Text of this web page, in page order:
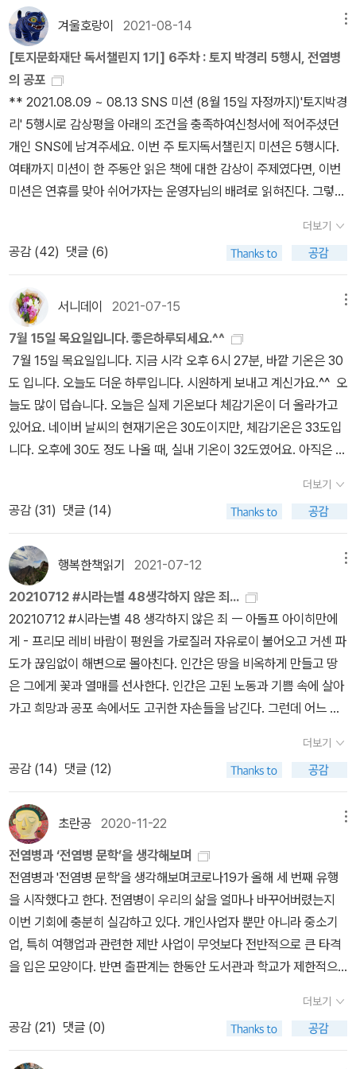
가 독자에게 직접 말을 거는 수법도 『신곡』 이래 이탈리아 문학에서
흔히 사용되어 온 것이다. 당시 유행하던 기사 문학의 흔적이나 단테
와 더불어 보카치오에게 큰 영향을 준 페트라르카의 표현과 청신체파
의 문체도 작품 곳곳에서 찾아볼 수 있다. 그러나 보카치오는 여기서
한 발 더 나아간다. 이탈리아 속어를 쓴 것은 단테의 영향이지만, 보카
치오는 운문이 아닌 산문으로 『데카메론』을 썼다. 라틴어로 된 운문
이 수준 높은 문학으로 인정받던 시기에 민중의 언어와 민중의 표현
방식으로 작품을 쓴 것이다. 멍청한 사람을 두고 ‘숫양’ 혹은 ‘거위’라
고 부르거나 말을 맺을 때 “이제 좀 아시겠어요?”라고 하거나 머리가
관용구를 적절하게 활용해 이야기의 생동감과 사실적인 재미, 읽는
맛을 풍부하게 하고, 성인이나 학자들의 이름을 비틀어 탐욕과 거짓,
성적인 함의를 담아내는 것도 보카치오의 장기다. 작품 속에서 작가
가 독자에게 직접적으로 말을 거는 경우에도 보통 작가의 존재는 숨
어 있게 마련이었는데, 보카치오는 작품 곳곳에 직접 등장하여 이야
기를 작가와 열 명의 화자, 그리고 그 각각의 에피소드 속에서 말을 하
는 인물들로 이루어진 중층적 대화 구조로 엮어 나간다. 이러한 독특
한 이야기 구조는 훗날 초서가 『캔터베리 이야기』를 창작하는 데 직
접적인 영향을 주었으며, 셰익스피어를 비롯한 후대의 많은 작가들에
게 많은 영감을 제공했다. 『데카메론』은 내용적으로도 유례없이 파격
적이고 대담하다. 중세 성직자들의 타락을 바라보는 관점에 있어서도
단테가 이들을 강도 높게 비판하고 경고를 보낸 데 반해, 보카치오는
놓아야 할 자리에 아무것도 아닌 숯 덩어리를 내놓게 된 위기 상황에
서도 그것이 성인의 시신이 타고 남은 재라고 하며 순진한 사람들을
속이는 수도사의 이야기를 들려주며, 그의 종교적 타락을 비난하는
대신 위기를 넘기는 순간적인 기지를 칭찬하고 즐거운 이야깃거리로
만든다. 정부와 사랑을 나누다 남편에게 들킨 부인이 사형을 당할 위
기에 처하고도 오히려 판사 앞에서 법의 부당함과 남편의 무능함을
지적해 무사히 풀려날뿐더러 법까지 고치게 만드는 이야기도 있다.
앞서 말한 것처럼 중세적 가치가 무너지고 선악의 구분이 무의미해지
는 시대 현실을 정확히 간파하고 새로운 시대에 맞게 인간의 자연스
탈리아 속어로 쓴 대담한 산문체, 작가와 열 명의 화자 그리고 각 이야
기 속 주인공으로 이루어진 중층적 대화 구조, 육체적 욕망과 생명력,
자유로운 개인의 재능에 대한 관심이 높아지고 여성의 목소리가 커지
는 시대 변화의 반영 등 당시로서는 파격적인 요소들로 인해 당대 문
인들에게는 외면당했지만, 오히려 민중들의 넘치는 사랑 속에 살아남
아 새 시대를 대변하는 선구적 작품이 되었다.
하는데 이 무렵 르네상스를 대표하는 인물로 여겨질 정도로 보카치오
의 위상이 대단했구나 하는 생각이 들었다. 사실 고등학교 때 이미 데
카메론을 읽은 적이 있다. 그때도 청소년 필독 도서가 이렇게나 선정
적일 수 있는지 깜짝 놀랐던 기억이 있었고, 비슷한 두께로 두 권의 책
으로 되어 있어서 당연히 민음사 판도 두 권일 줄 알았는데 한 권이 더
있다고 하니 고등학교 때 읽었던 다른 출판사의 데카메론에서 빠졌던
부분이 어떤 부분일까 하고 기억을 더듬어 찾아보는 재미가 있었다.
읽으면서 놀랐던 점은, 당연히 가공일 것이라고 생각했던 등장인물들
의 이름이 대부분 실제 보카치오가 살았던 시대에 있었던 인물이었다
라보았다. 어떤 우연한 일로 이러한 심상을 먼저 떠올리고, 그에 맞추
을 생각해 낸 것일까? 그런데 그림은 이제부터 시작이었다. 매번의
날의 시작마다 데 그레고리 출판사의 데카메론 삽화(1492) 가 나왔
고, 책 곳곳에 무려 컬러로(!) 데카메론과 관련이 있는 그림이 나왔다.
이 그림이 책의 내용을 이해하는데 도움이 많이 되었는데, 예를 들어
서 집과 집 사이에 널빤지를 걸쳐 놓은 변소에 대한 설명이 이해가 잘
되지 않았는데, 그림을 보니 단박에 이해가 되었다.첫 번째 날데카메
론의 첫 번째 날이 시작된다.먼저 작가가 나서서 뒤에 나오는 사람들
이 무슨 이유로 함께 모여 이야기를 나누게 되었는지 설명한 다음, 팜
피네아가 인도하는 대로 각자 원하는 이야기를 들려준다.첫 번째 날
에서 작가의 말이 길게 이어지는데, 당시 유행했던 페스트로 인해 도
1/3이 희생되었다는 것은, 예전에 세계사 시간에는 그렇구나 하고 넘
어갔는데, 지금 시점에서는 그게 어떤 의미인지 알고 나니 소름이 끼
친다. 아침에 같이 식사를 했던 내 가족과 동료와 친구가 이미 그날 저
녁에는 죽은 사람이 되어버리는 무서운 상황. 도덕도 윤리도 땅에 떨
어지고 하루하루를 마치 내일이 없는 것처럼 즐기는 사람이 넘쳐나는
무법천지의 상황. 자세히는 모르지만 제 1, 2차 세계 대전 후 유럽의
지성인들이 문명의 몰락을 보고 절망했다는 이야기를 들었는데 아마
이 때의 유럽 상황도 비슷하지 않았나 싶다. 첫 번째 날 첫 번째 이야
죽는다. 그는 살아서는 악질이었지만 죽어서는 성인으로 추앙되고 성
차펠레토라고 불린다.첫 번째 날 두 번째 이야기유대인 아브라함은
잔노토 디 치비니가 부추기는 바람에 로마 교황청에 간다. 거기서 성
직자들의 뷔페를 목격하고 파리로 돌아와 오히려 기독교인이 된다.첫
번째 날 세 번째 이야기유대인 멜키세덱은 세 개의 반지에 관한 이야
기로 살라디노가 꾸민 위험에서 빠져나온다.첫 번째 날 네 번째 이야
기어느 수도사가 죄를 지어 엄벌을 받을 상황에 놓였는데, 같은 죄를
저지른 수도원장을 교묘한 방법으로 궁지에 몰아넣어 처벌을 면한다.
첫 번째 날 다섯 번째 이야기몬페라토 후작 부인은 암탉 요리에 우아
한 격언을 곁들여 프랑스 왕의 부질없는 욕정을 따끔하게 꼬집는다.
첫 번째 날 여섯 번째 이야기어느 꾀 많은 사람이 교묘한 말로 성직자
들의 비뚤어진 위선을 폭로한다. 첫 번째 날 일곱 번째 이야기베르가
수도원장의 이야기에 비유해 나무란다.첫 번째 날 여덟 번째 이야기
굴리엘보 보르시에레는 탐욕스러운 에르미노 데 그리말디 씨를 재치
겨울호랑이 2021-08-14
[토지문화재단 독서챌린지 1기] 6주차 : 토지 박경리 5행시, 전염병
의 공포
** 2021.08.09 ~ 08.13 SNS 미션 (8월 15일 자정까지)'토지박경
리' 5행시로 감상평을 아래의 조건을 충족하여신청서에 적어주셨던
개인 SNS에 남겨주세요. 이번 주 토지독서챌린지 미션은 5행시다.
여태까지 미션이 한 주동안 읽은 책에 대한 감상이 주제였다면, 이번
미션은 연휴를 맞아 쉬어가자는 운영자님의 배려로 읽혀진다. 그렇지
없는 내게는 상당한 부담으로 다가온다.... ㅜㅜ 결국 어찌어찌 만들
었지만, 부족한 것은 어쩔 수 없어서 참 공개하기가 꺼려진다. 부족한
5행시는 페이퍼 끝에서 확인하는 것으로 하고, 한 주 독서를 페이퍼
로 간단하게 마무리 짓는다. 콜레라는 인간이 유일한 숙주이지만, 동
물 숙주 없이도 인간의 몸 밖에서 살아남을 수 있는 바실루스에 감염
될 때 발생한다. 오염된 식수를 통해 전염되며 내장 기관에 문제를 일
으키고 탈수 증세를 초래한다. 초기의 콜레라는 건강한 성인의 치사
율이 50퍼센트 정도였는데, 어린이와 노인은 더 높았다. 이 질병은
갠지스강의 하류 지역에 오래전부터 존재해 왔고, 19세기 초에 전 세
계로 퍼졌다. _ 클라이브 폰팅, <클라이브 폰팅의 녹색세계사> , p27
4/534 '그 뱅은 걸리기만 하믄 죽는다!' 빙 둘러싸고 있던 사람의 울
타리는 무너진다. 불거져 나온 두 눈, 관골과 코만 댕그랗게 솟아오른
해골, 김서방의 그런 모습은 순간 이들에게 다른 뜻으로 비쳤다. 암담
무너졌다. 마을의 일상은 무너졌다. 불안과 공포는 시시각각 검은 구
름같이 마을을, 최참판댁을 엄습해오고 있었다. _ 박경리, <토지 3>,
p260/518 <토지 3>에서 갑작스럽게 닥친 호열자(콜레라)는 평산
리를 덮치고 여러 사람이 죽어나가면서 사신(死神)의 불길한 기운이
온 마을에 퍼져 나갔다. 성별, 나이, 신분고하에 관계없이 모두가 평등
하게 호열자의 파도에 쓸려가면서 마을의 분위기는 바뀌게 된다. 파
국이 시작되었다. 병이 그런 방어를 겁낼 리는 없다. 보이지 않는 무서
운 형상으로 들리지 않는 함성을 지르면서 골목을 점령하고 마을을
상에는 신분의 높고 낮음이 없었다. 부자와 빈자의 구별이 없었다. 남
녀노소를 가리지도 않았다. 인심은 흉년의 유가 아니었다. 난리가 났
다면 피난이나 가지 하고 사람들은 절망했으며 희망을 미신에 걸어보
는 것밖에 도리가 없는 것이다. 참으로 도리가 없었던 것이다. _ 박경
리, <토지 3>, p296/518 질병으로 인해 생기는 절망, 그리고 절망
을 희망으로 바뀌려는 노력은 알베르 카뮈(Albert Camus, 1913 ~
1960)의 <페스트 La Peste>에도 잘 표현된다. 천형(天刑)과도 같
은 한 인간이 감당할 수 없는 시련에 좌절 후 희망을 품어보지만, 결국
이를 운명으로 받아들이는 모습. 마치 죽음을 선고받은 환자의 모습
처럼 페스트가 퍼져가는 오랑의 시민들은 변해간다. 그때에 그들의
용기와 의지, 그리고 인내의 붕괴는 너무도 갑작스러워서 그들 스스
미래를 바라보지도 않으며, 말하자면 늘 두 눈을 내리깔려고 무척 애
쓰고 있었다.(p134)... 이와 같이 그들은 아무 소용도 없는 기억을 간
더보기
공감 (42) 댓글 (6)
서니데이 2021-07-15
7월 15일 목요일입니다. 좋은하루되세요.^^
7월 15일 목요일입니다. 지금 시각 오후 6시 27분, 바깥 기온은 30
도 입니다. 오늘도 더운 하루입니다. 시원하게 보내고 계신가요.^^ 오
늘도 많이 덥습니다. 오늘은 실제 기온보다 체감기온이 더 올라가고
있어요. 네이버 날씨의 현재기온은 30도이지만, 체감기온은 33도입
니다. 오후에 30도 정도 나올 때, 실내 기온이 32도였어요. 아직은 그
나고 나면 그 때는 지금보다 더 폭염시기가 이어질 것 같다는 것이 걱
정입니다. 지금 일어나는 일들 보다도, 가끔은 아직 오지 않은 것들이
더 걱정될 때가 있어요. 이미 온 것들이란, 그 걱정을 시작으로 하나
둘 작은 블록이 올라가 있는 것 같은 기분이고요. 그러니까 실제 불안
과 걱정의 총량은 현재가 더 많겠지만, 그 현재의 에너지가 다시 다음
으로 이전되는 것과 비슷하다고 해도 될까요. 날은 덥고, 금방 설명은
되지 않고, 그렇습니다만, 요즘 그렇게 마음 편한 시기는 아니니까, 다
들 조심하고 잘 지나가는 것이 정말 중요해졌습니다. 오늘도 조금 전
에 긴급재난문자가 왔는데, 확진자가 다수 발생했다는 내용이었어요.
우리 구는 아니고 옆의 구에서 보낸 거예요. 그러니 구는 달라도 같은
생활권이 됩니다. 아, 그렇구나, 하고 대충 생각하기에는 매일 1천명
씩 확진자가 나오고 있어서, 금방 안심하기도 잘 되지 않고, 어쩐지 조
심스러워집니다만, 사회적거리두기 4단계 시행하고 오늘까지 벌서
은데, 어쩐지 이번주 들어서는 그것만 보고 사는 것 같다는 생각이 조
금씩 들 정도입니다. 잘 모르지만, 그런 것들이 있어요. 잘 모르지
만,... 하다가 어느 날에는 그게 어떤 것 같다고 생각이 들 때가 있어
요. 여름엔 아무도 모르는 사이에 볼록한 가려움을 남기고 가는 모기
같은 것도 있고, 가끔 잊어버리고 지나간 다음에 앗, 하고 기억하는 지
난 달의 적립금과 쿠폰 같은 것들도 있어요. 그러니까 좋은 것도 나쁜
것도 그리고 안 왔으면 하는 것과 안 잊어버리면 더 좋았을 것들도 있
습니다만, 어느 날에 좋았던 것을 떠올리고, 어느 날에는 안 좋은 것들
지, 하고 정하는 것도 아니고, 그냥 지나고 나서 알게 되는 것들 같아
요. 모기는 잡으면 되고, 쿠폰은 다시 받으면 됩니다. 하지만, 지나고
나서 생각하면 그보다 더 많은 것들이 생각나네요. 오늘도 확진자 숫
더보기
공감 (31) 댓글 (14)
행복한책읽기 2021-07-12
20210712 #시라는별 48생각하지 않은 죄...
20210712 #시라는별 48 생각하지 않은 죄 ㅡ 아돌프 아이히만에
게 - 프리모 레비 바람이 평원을 가로질러 자유로이 불어오고 거센 파
도가 끊임없이 해변으로 몰아친다. 인간은 땅을 비옥하게 만들고 땅
은 그에게 꽃과 열매를 선사한다. 인간은 고된 노동과 기쁨 속에 살아
가고 희망과 공포 속에서도 고귀한 자손들을 남긴다. 그런데 어느 날
슬에 묶여버렸다. 우리가 만난다면 그대는 과연 무슨 말을 할 수 있겠
는가? 여전히 신에게 하소연이라도 하겠는가? 그럼 어느 신에게 말
인가? 또 기꺼이 무덤에라도 뛰어들 것인가? 아니면 오히려 미완성
의 작품을 아쉬워하는 예술가들처럼 아직 살아있는 1300만의 생명
에 대해 통탄이라도 할 텐가? 오~ 죽음의 화신이여 우리는 그대에게
결코 한 순간의 죽음을 바라지 않으며그 어느 누구보다도 오랫동안
장수하기를 바란다. 단지 500만 년 동안만 불면으로 살아가기를 바
랄 뿐이다. 그리고 가스실에서 숨져간 모든 이들의 신음과 비명소리
가 매일 밤 그대를 방문해 강한 위로를 해주기를 바랄 뿐이다. <<살
아남은 자의 아픔>>은 아우슈비츠 생존 작가 프리모 레비가 쓴 시들
을 제주 4.3 사건의 진실을 폭로한 장시 <한라산>의 저자 이산하가
편역한 시집이다. 이 시집은 얼마 전 율별엠제이님의 읽은 책을 통해
알게 되었다. 이제야 안 것이 적잖이 아쉽다. 나는 프리모 레비의 <<
현실을 대면하기 힘들어서라기보다는 그저 책이 잘 읽히지 않아 책장
더보기
공감 (14) 댓글 (12)
초란공 2020-11-22
전염병과 ‘전염병 문학’을 생각해보며
전염병과 '전염병 문학'을 생각해보며코로나19가 올해 세 번째 유행
을 시작했다고 한다. 전염병이 우리의 삶을 얼마나 바꾸어버렸는지
이번 기회에 충분히 실감하고 있다. 개인사업자 뿐만 아니라 중소기
업, 특히 여행업과 관련한 제반 사업이 무엇보다 전반적으로 큰 타격
을 입은 모양이다. 반면 출판계는 한동안 도서관과 학교가 제한적으
론 작은 출판사 입장에서는 언제는 넘어야할 도전이 있긴 하겠지만
말이다. 올해 팬데믹 일 년이 다 되어 가고 있지만, 역사적으로 여러
전염병이 최소 2년 정도는 지속되며 사람들의 삶에 영향을 준 것을
더보기
공감 (21) 댓글 (0)